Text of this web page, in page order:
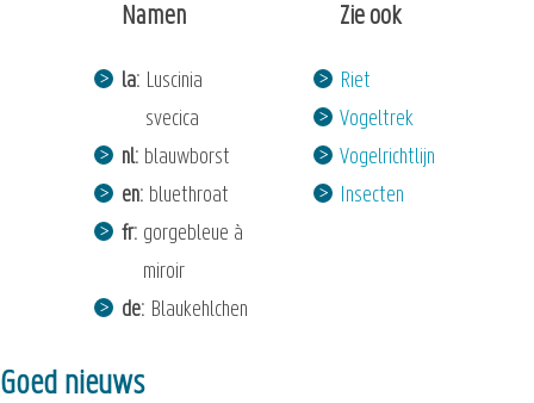
Namen
la Luscinia
svecica
nl blauwborst
en bluethroat
fr gorgebleue à
miroir
de Blaukehlchen
Zie ook
Riet
Vogeltrek
Vogelrichtlijn
Insecten
Goed nieuws